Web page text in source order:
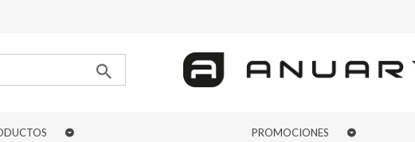
PROMOCIONES